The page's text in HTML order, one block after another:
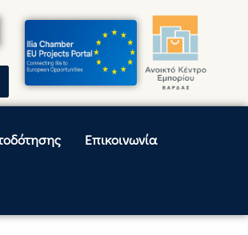
του Επιμελητηρίου Ηλείας,
Επικοινωνία